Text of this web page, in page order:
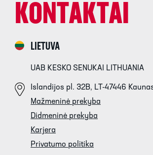
KONTAKTAI
LIETUVA
UAB KESKO SENUKAI LITHUANIA
Islandijos pl. 32B, LT-47446
Mažmeninė prekyba
Didmeninė prekyba
Karjera
Privatumo politika